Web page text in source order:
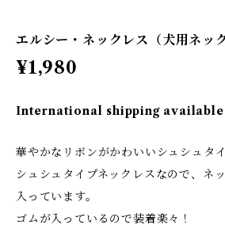
エルシー・ネックレス（犬用ネッ
¥1,980
International shipping available
華やかなリボンがかわいいシュシュタ
シュシュタイプネックレスなので、ネ
入っています。
ゴムが入っているので装着楽々！